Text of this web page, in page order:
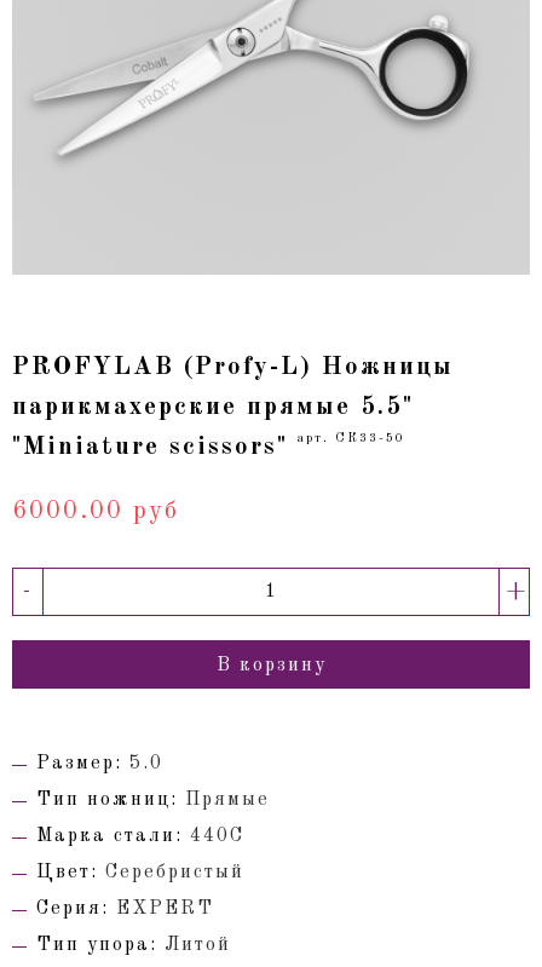
PROFYLAB (Profy-L) Ножницы
парикмахерские прямые 5.5"
"Miniature scissors"
арт. СК33-50
6000.00 руб
- +
В корзину
Размер:
5.0
Тип ножниц:
Прямые
Марка стали: 440С
Цвет: Серебристый
Серия:
EXPERT
Тип упора:
Литой